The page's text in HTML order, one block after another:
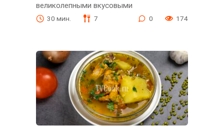
великолепными вкусовыми
30 мин. 7 0 174